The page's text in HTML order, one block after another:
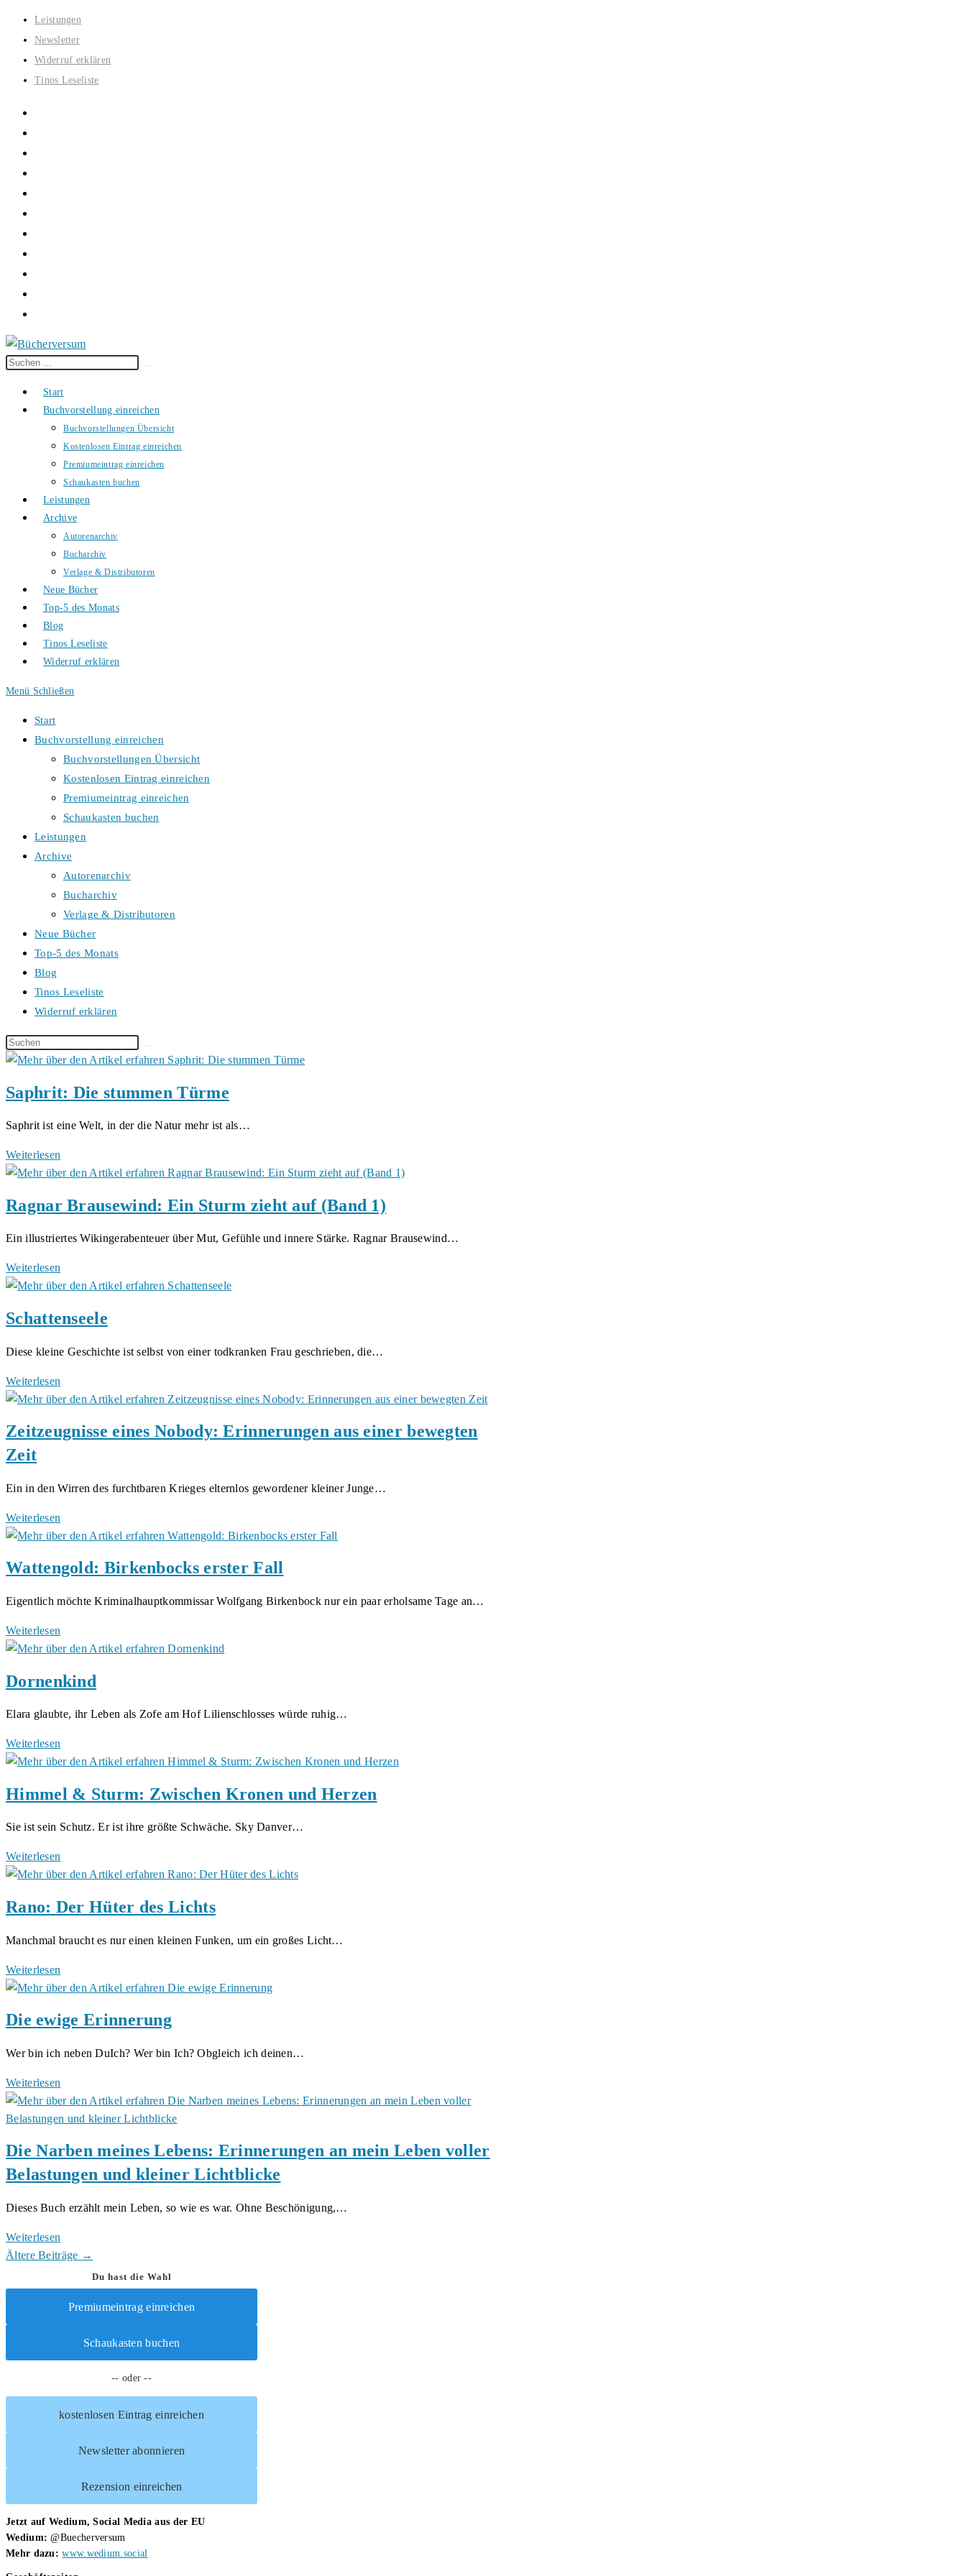
Zum
Inhalt
springen
Leistungen
Newsletter
Widerruf erklären
Tinos Leseliste
Diese
durchsuchen
Start
Buchvorstellung einreichen
Buchvorstellungen Übersicht
Kostenlosen Eintrag einreichen
Premiumeintrag einreichen
Schaukasten buchen
Leistungen
Archive
Autorenarchiv
Bucharchiv
Verlage & Distributoren
Neue Bücher
Top-5 des Monats
Blog
Tinos Leseliste
Widerruf erklären
Menü Schließen
Start
Buchvorstellung einreichen
Buchvorstellungen Übersicht
Kostenlosen Eintrag einreichen
Premiumeintrag einreichen
Schaukasten buchen
Leistungen
Archive
Autorenarchiv
Bucharchiv
Verlage & Distributoren
Neue Bücher
Top-5 des Monats
Blog
Tinos Leseliste
Widerruf erklären
Diese
Website
Saphrit: Die stummen Türme
Saphrit ist eine Welt, in der die Natur mehr ist als…
Weiterlesen
Die
Türme
Ragnar Brausewind: Ein Sturm zieht auf (Band 1)
Ein illustriertes Wikingerabenteuer über Mut, Gefühle und innere Stärke. Ragnar Brausewind…
Weiterlesen
Brausewind:
Sturm
auf
Schattenseele
Diese kleine Geschichte ist selbst von einer todkranken Frau geschrieben, die…
Weiterlesen
Zeitzeugnisse eines Nobody: Erinnerungen aus einer bewegten
Zeit
Ein in den Wirren des furchtbaren Krieges elternlos gewordener kleiner Junge…
Weiterlesen
eines
Erinnerungen
einer
Zeit
Wattengold: Birkenbocks erster Fall
Eigentlich möchte Kriminalhauptkommissar Wolfgang Birkenbock nur ein paar erholsame Tage an…
Weiterlesen
Birkenbocks
Fall
Dornenkind
Elara glaubte, ihr Leben als Zofe am Hof Lilienschlosses würde ruhig…
Weiterlesen
Himmel & Sturm: Zwischen Kronen und Herzen
Sie ist sein Schutz. Er ist ihre größte Schwäche. Sky Danver…
Weiterlesen
&
Zwischen
und
Rano: Der Hüter des Lichts
Manchmal braucht es nur einen kleinen Funken, um ein großes Licht…
Weiterlesen
Der
des
Die ewige Erinnerung
Wer bin ich neben DuIch? Wer bin Ich? Obgleich ich deinen…
Weiterlesen
ewige
Erinnerung
Die Narben meines Lebens: Erinnerungen an mein Leben voller
Belastungen und kleiner Lichtblicke
Dieses Buch erzählt mein Leben, so wie es war. Ohne Beschönigung,…
Weiterlesen
Narben
meines
Lebens:
Erinnerungen
Leben
Belastungen
und
Lichtblicke
Ältere Beiträge →
Du hast die Wahl
Premiumeintrag einreichen
Schaukasten buchen
-- oder --
kostenlosen Eintrag einreichen
Newsletter abonnieren
Rezension einreichen
Jetzt auf Wedium, Social Media aus der EU
Wedium: @Buecherversum
Mehr dazu: www.wedium.social